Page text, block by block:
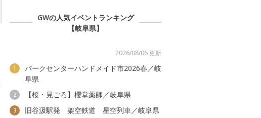
GWの人気イベントランキング
【岐阜県】
2026/08/06 更新
1
パークセンターハンドメイド市2026春／岐
阜県
2 【桜・見ごろ】櫻堂薬師／岐阜県
3
旧谷汲駅発 架空鉄道 星空列車／岐阜県